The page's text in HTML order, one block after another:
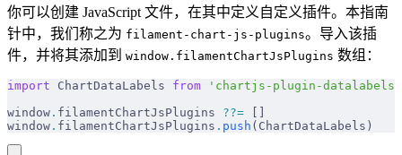
你可以创建 JavaScript 文件，在其中定义自定义插件。本指南
针中，我们称之为 filament-chart-js-plugins。导入该插
件，并将其添加到 window.filamentChartJsPlugins 数组：
import ChartDataLabels from 'chartjs-plugin-datalabels'
window . filamentChartJsPlugins ??=
window . filamentChartJsPlugins . push (ChartDataLabels)